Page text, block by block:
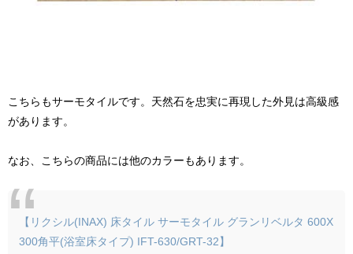
こちらもサーモタイルです。天然石を忠実に再現した外見は高級感
があります。
なお、こちらの商品には他のカラーもあります。
【リクシル(INAX) 床タイル サーモタイル グランリベルタ 600X
300角平(浴室床タイプ) IFT-630/GRT-32】